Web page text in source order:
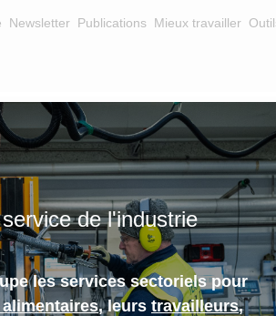
Newsletter Publications Mieux travailler
UNE FORMATION
de l'industrie
les services sectoriels pour
, leurs travailleurs,